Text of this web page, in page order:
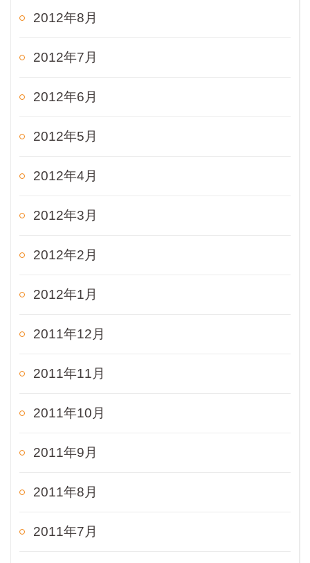
2012年8月
2012年7月
2012年6月
2012年5月
2012年4月
2012年3月
2012年2月
2012年1月
2011年12月
2011年11月
2011年10月
2011年9月
2011年8月
2011年7月